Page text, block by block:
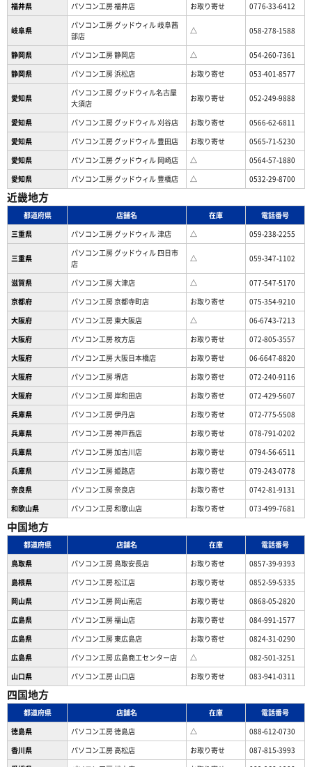
福井県
パソコン工房 福井店 お取り寄せ 0776-33-6412
岐阜県
パソコン工房 グッドウィル 岐阜茜
部店
△ 058-278-1588
静岡県 パソコン工房 静岡店 △
054-260-7361
静岡県
パソコン工房 浜松店 お取り寄せ 053-401-8577
愛知県
パソコン工房 グッドウィル名古屋
大須店
お取り寄せ 052-249-9888
愛知県 パソコン工房 グッドウィル 刈谷店 お取り寄せ
0566-62-6811
愛知県
パソコン工房 グッドウィル 豊田店 お取り寄せ
0565-71-5230
愛知県
パソコン工房 グッドウィル 岡崎店 △
0564-57-1880
愛知県
パソコン工房 グッドウィル 豊橋店 △ 0532-29-8700
近畿地方
都道府県 店舗名 在庫
電話番号
三重県
パソコン工房 グッドウィル 津店 △ 059-238-2255
三重県
パソコン工房 グッドウィル 四日市
店
△ 059-347-1102
滋賀県 パソコン工房 大津店 △
077-547-5170
京都府
パソコン工房 京都寺町店 お取り寄せ
075-354-9210
大阪府
パソコン工房 東大阪店 △
06-6743-7213
大阪府
パソコン工房 枚方店 お取り寄せ
072-805-3557
大阪府
パソコン工房 大阪日本橋店 お取り寄せ
06-6647-8820
大阪府
パソコン工房 堺店 お取り寄せ
072-240-9116
大阪府
パソコン工房 岸和田店 お取り寄せ
072-429-5607
兵庫県
パソコン工房 伊丹店 お取り寄せ
072-775-5508
兵庫県
パソコン工房 神戸西店 お取り寄せ
078-791-0202
兵庫県
パソコン工房 加古川店 お取り寄せ
0794-56-6511
兵庫県
パソコン工房 姫路店 お取り寄せ
079-243-0778
奈良県
パソコン工房 奈良店 お取り寄せ
0742-81-9131
和歌山県
パソコン工房 和歌山店 お取り寄せ 073-499-7681
中国地方
都道府県 店舗名 在庫
電話番号
鳥取県
パソコン工房 鳥取安長店 お取り寄せ
0857-39-9393
島根県
パソコン工房 松江店 お取り寄せ
0852-59-5335
岡山県
パソコン工房 岡山南店 お取り寄せ
0868-05-2820
広島県
パソコン工房 福山店 お取り寄せ
084-991-1577
広島県
パソコン工房 東広島店 お取り寄せ
0824-31-0290
広島県
パソコン工房 広島商工センター店 △
082-501-3251
山口県
パソコン工房 山口店 お取り寄せ 083-941-0311
四国地方
都道府県 店舗名 在庫
電話番号
徳島県
パソコン工房 徳島店 △
088-612-0730
香川県
パソコン工房 高松店 お取り寄せ
087-815-3993